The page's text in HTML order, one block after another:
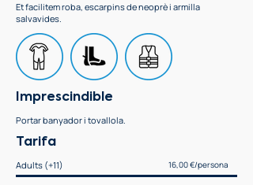
Et facilitem roba, escarpins de neoprè i armilla
salvavides.
Imprescindible
Portar banyador i tovallola.
Tarifa
Adults (+11) 16,00 €/persona